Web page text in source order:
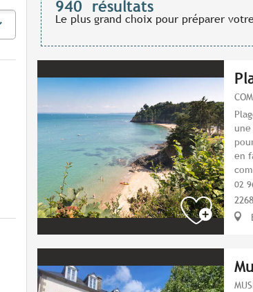
940 résultats
Le plus grand choix pour préparer
en
02